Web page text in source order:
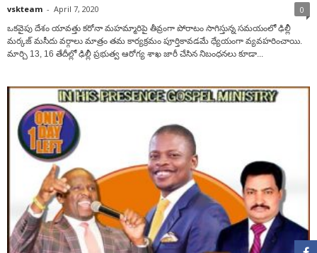
vskteam - April 7, 2020 0
ఒకవైపు దేశం యావత్తు కరోనా మహమ్మారిపై తీవ్రంగా పోరాటం సాగిస్తున్న సమయంలో ఢిల్లీ
మర్కజ్ మసీదు వర్గాలు మాత్రం తమ కార్యక్రమం పూర్తికావడమే ధ్యేయంగా వ్యవహరించాయి.
మార్చి 13, 16 తేదీల్లో ఢిల్లీ ప్రభుత్వ ఆరోగ్య శాఖ జారీ చేసిన నిబంధనలు కూడా...